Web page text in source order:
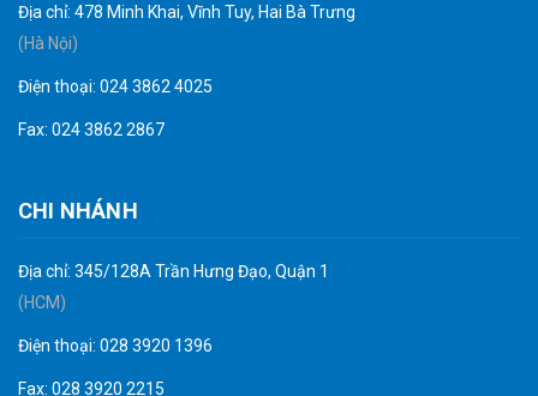
Địa chỉ: 478 Minh Khai, Vĩnh Tuy, Hai Bà Trưng
(Hà Nội)
Điện thoại: 024 3862 4025
Fax: 024 3862 2867
CHI NHÁNH
Địa chỉ: 345/128A Trần Hưng Đạo, Quận 1
(HCM)
Điện thoại: 028 3920 1396
Fax: 028 3920 2215